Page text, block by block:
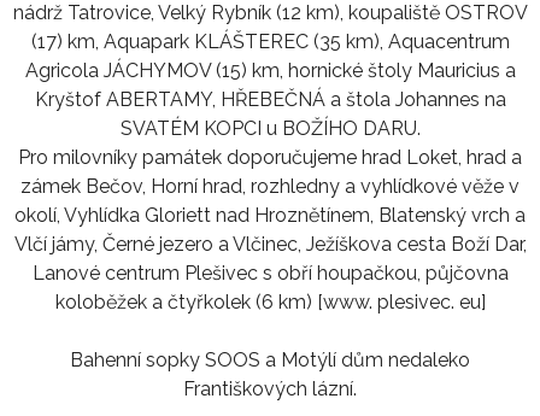
nádrž Tatrovice, Velký Rybník (12 km), koupaliště OSTROV
(17) km, Aquapark KLÁŠTEREC (35 km), Aquacentrum
Agricola JÁCHYMOV (15) km, hornické štoly Mauricius a
Kryštof ABERTAMY, HŘEBEČNÁ a štola Johannes na
SVATÉM KOPCI u BOŽÍHO DARU.
Pro milovníky památek doporučujeme hrad Loket, hrad a
zámek Bečov, Horní hrad, rozhledny a vyhlídkové věže v
okolí, Vyhlídka Gloriett nad Hroznětínem, Blatenský vrch a
Vlčí jámy, Černé jezero a Vlčinec, Ježíškova cesta Boží Dar,
Lanové centrum Plešivec s obří houpačkou, půjčovna
koloběžek a čtyřkolek (6 km) [www. plesivec. eu]
Bahenní sopky SOOS a Motýlí dům nedaleko
Františkových lázní.